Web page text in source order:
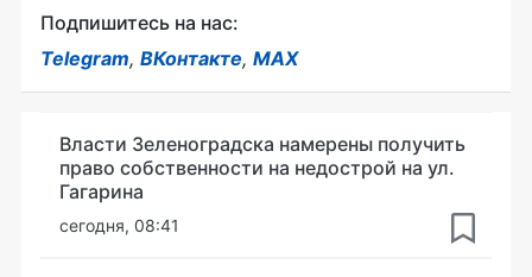
Подпишитесь на нас:
Telegram, ВКонтакте, MAX
Власти Зеленоградска намерены получить
право собственности на недострой на ул.
Гагарина
сегодня, 08:41